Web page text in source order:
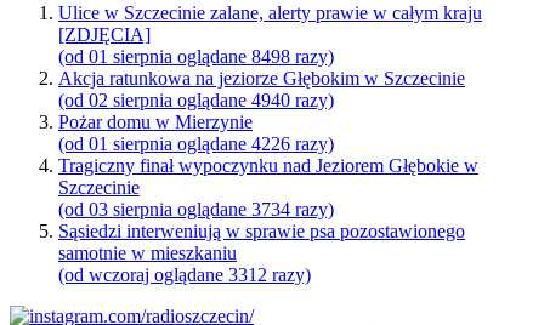
Ulice w Szczecinie zalane, alerty prawie w całym kraju
[ZDJĘCIA]
(od 01 sierpnia oglądane 8498 razy)
Akcja ratunkowa na jeziorze Głębokim w Szczecinie
(od 02 sierpnia oglądane 4940 razy)
Pożar domu w Mierzynie
(od 01 sierpnia oglądane 4226 razy)
Tragiczny finał wypoczynku nad Jeziorem Głębokie w
Szczecinie
(od 03 sierpnia oglądane 3734 razy)
Sąsiedzi interweniują w sprawie psa pozostawionego
samotnie w mieszkaniu
(od wczoraj oglądane 3312 razy)